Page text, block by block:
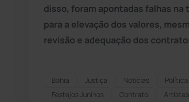
disso, foram apontadas falhas
para a elevação dos valores,
revisão e adequação dos
Bahia Justiça Notícias Política
Festejos Juninos
Contrato Artistas